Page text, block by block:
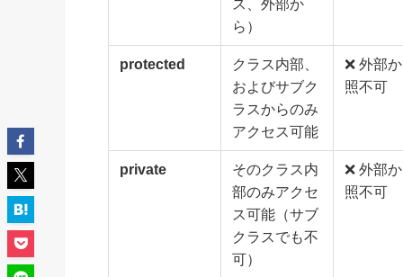
ス、外部か
ら）
protected
クラス内部、
およびサブク
ラスからのみ
アクセス可能
❌ 外部
照不可
private
そのクラス内
部のみアクセ
ス可能（サブ
クラスでも不
可）
❌ 外部
照不可